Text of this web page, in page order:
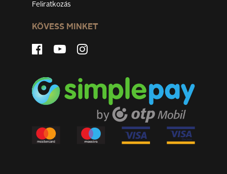
Feliratkozás
KÖVESS MINKET